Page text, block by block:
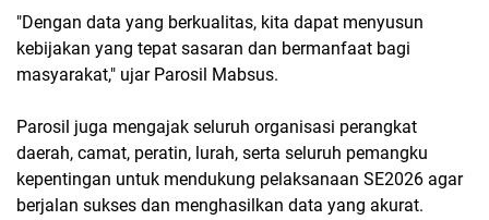
"Dengan data yang berkualitas, kita dapat menyusun
kebijakan yang tepat sasaran dan bermanfaat bagi
masyarakat," ujar Parosil Mabsus.
Parosil juga mengajak seluruh organisasi perangkat
daerah, camat, peratin, lurah, serta seluruh pemangku
kepentingan untuk mendukung pelaksanaan SE2026 agar
berjalan sukses dan menghasilkan data yang akurat.